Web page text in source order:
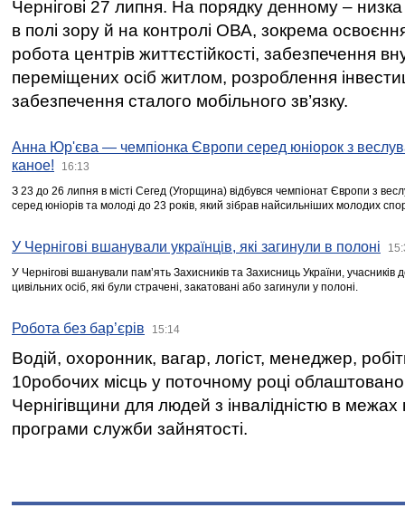
Чернігові 27 липня. На порядку денному –
в полі зору й на контролі ОВА, зокрема освоєння
робота центрів життєстійкості, забезпечення
переміщених осіб житлом, розроблення
забезпечення сталого мобільного зв’язку.
Анна Юр'єва — чемпіонка Європи серед юніорок з
каное!
16:13
З 23 до 26 липня в місті Сегед (Угорщина) відбувся чемпіонат Європи з
серед юніорів та молоді до 23 років, який зібрав найсильніших молодих
У Чернігові вшанували українців, які загинули в полоні
У Чернігові вшанували пам’ять Захисників та Захисниць України,
цивільних осіб, які були страчені, закатовані або загинули у полоні.
Робота без бар’єрів 15:14
Водій, охоронник, вагар, логіст, менеджер,
10робочих місць у поточному році
Чернігівщини для людей з інвалідністю в межах
програми служби зайнятості.